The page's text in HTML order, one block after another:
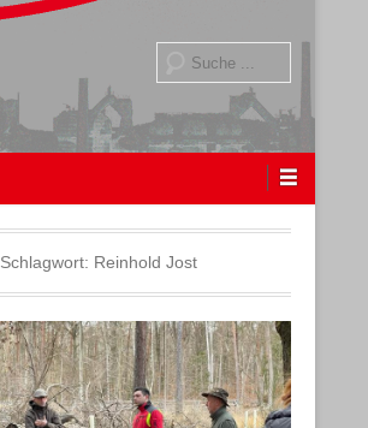
Schlagwort: Reinhold Jost